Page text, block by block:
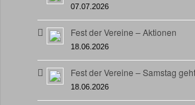
07.07.2026
Fest der Vereine – Aktionen
18.06.2026
Fest der Vereine – Samstag
18.06.2026